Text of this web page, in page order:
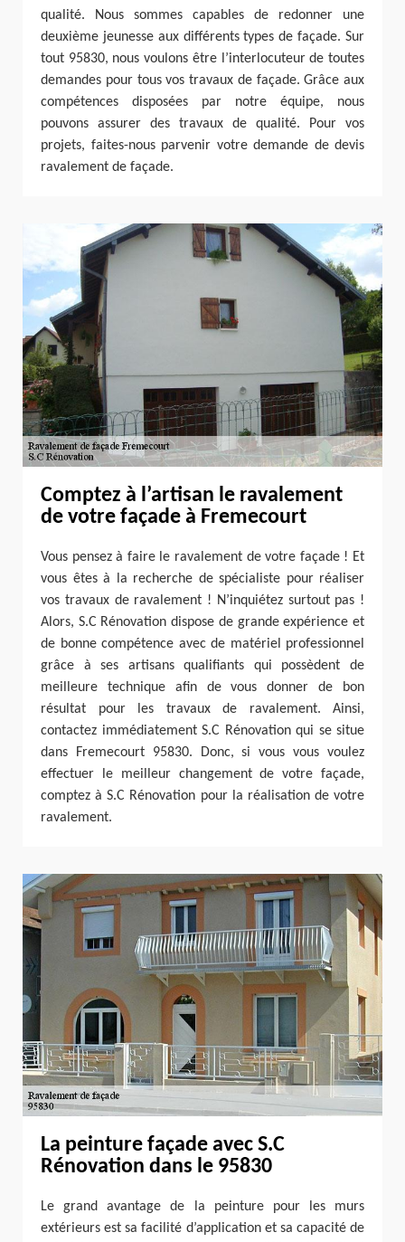
qualité. Nous sommes capables de redonner une
deuxième jeunesse aux différents types de façade. Sur
tout 95830, nous voulons être l’interlocuteur de toutes
demandes pour tous vos travaux de façade. Grâce aux
compétences disposées par notre équipe, nous
pouvons assurer des travaux de qualité. Pour vos
projets, faites-nous parvenir votre demande de devis
ravalement de façade.
Comptez à l’artisan le ravalement
de votre façade à Fremecourt
Vous pensez à faire le ravalement de votre façade ! Et
vous êtes à la recherche de spécialiste pour réaliser
vos travaux de ravalement ! N’inquiétez surtout pas !
Alors, S.C Rénovation dispose de grande expérience et
de bonne compétence avec de matériel professionnel
grâce à ses artisans qualifiants qui possèdent de
meilleure technique afin de vous donner de bon
résultat pour les travaux de ravalement. Ainsi,
contactez immédiatement S.C Rénovation qui se situe
dans Fremecourt 95830. Donc, si vous vous voulez
effectuer le meilleur changement de votre façade,
comptez à S.C Rénovation pour la réalisation de votre
ravalement.
La peinture façade avec S.C
Rénovation dans le 95830
Le grand avantage de la peinture pour les murs
extérieurs est sa facilité d’application et sa capacité de